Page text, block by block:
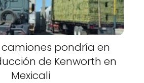
pondría en
de Kenworth en
Mexicali